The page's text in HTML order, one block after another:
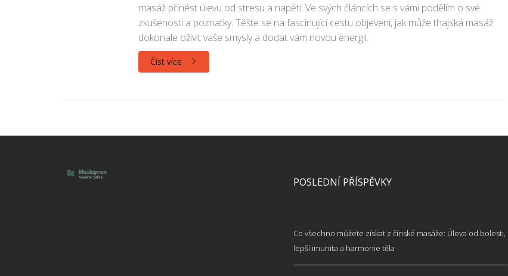
masáž přinést úlevu od stresu a napětí. Ve svých článcích se s vámi podělím o své
zkušenosti a poznatky. Těšte se na fascinující cestu objevení, jak může thajská masáž
dokonale oživit vaše smysly a dodat vám novou energii.
Číst více
POSLEDNÍ PŘÍSPĚVKY
Co všechno můžete získat z čínské masáže: Úleva od bolesti,
lepší imunita a harmonie těla